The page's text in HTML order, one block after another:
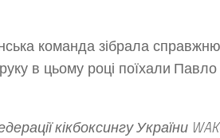
команда зібрала справжню
в цьому році поїхали
кікбоксингу України